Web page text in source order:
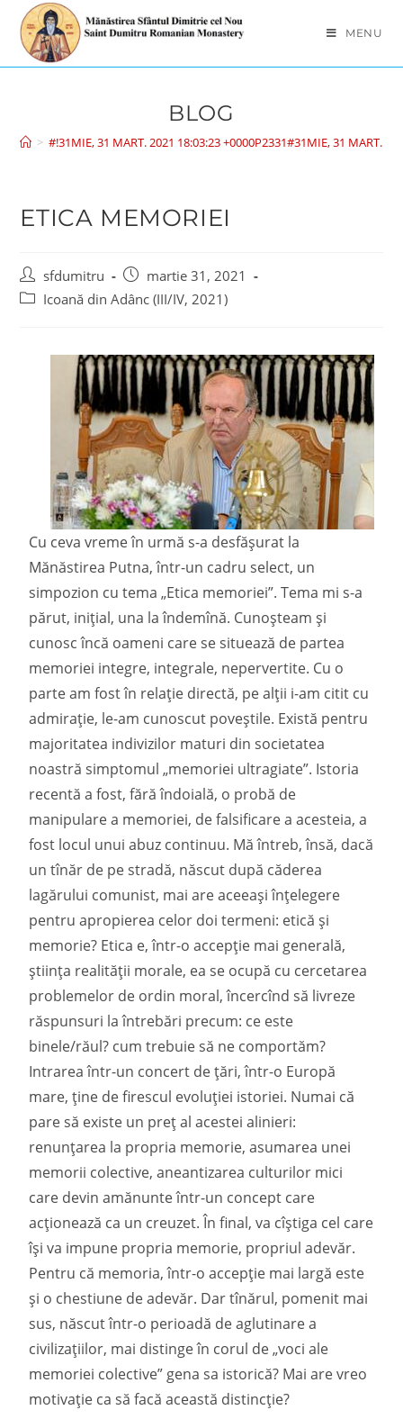
MENU
BLOG
> #!31MIE, 31 MART. 2021 18:03:23 +0000P2331#31MIE, 31 MART.
ETICA MEMORIEI
sfdumitru
martie 31, 2021
Icoană din Adânc (III/IV, 2021)
Cu ceva vreme în urmă s-a desfășurat la
Mănăstirea Putna, într-un cadru select, un
simpozion cu tema „Etica memoriei”. Tema mi s-a
părut, iniţial, una la îndemînă. Cunoșteam și
cunosc încă oameni care se situează de partea
memoriei integre, integrale, nepervertite. Cu o
parte am fost în relaţie directă, pe alţii i-am citit cu
admiraţie, le-am cunoscut poveștile. Există pentru
majoritatea indivizilor maturi din societatea
noastră simptomul „memoriei ultragiate”. Istoria
recentă a fost, fără îndoială, o probă de
manipulare a memoriei, de falsificare a acesteia, a
fost locul unui abuz continuu. Mă întreb, însă, dacă
un tînăr de pe stradă, născut după căderea
lagărului comunist, mai are aceeași înţelegere
pentru apropierea celor doi termeni: etică și
memorie? Etica e, într-o accepţie mai generală,
știinţa realităţii morale, ea se ocupă cu cercetarea
problemelor de ordin moral, încercînd să livreze
răspunsuri la întrebări precum: ce este
binele/răul? cum trebuie să ne comportăm?
Intrarea într-un concert de ţări, într-o Europă
mare, ţine de firescul evoluţiei istoriei. Numai că
pare să existe un preţ al acestei alinieri:
renunţarea la propria memorie, asumarea unei
memorii colective, aneantizarea culturilor mici
care devin amănunte într-un concept care
acţionează ca un creuzet. În final, va cîștiga cel care
își va impune propria memorie, propriul adevăr.
Pentru că memoria, într-o accepţie mai largă este
și o chestiune de adevăr. Dar tînărul, pomenit mai
sus, născut într-o perioadă de aglutinare a
civilizaţiilor, mai distinge în corul de „voci ale
memoriei colective” gena sa istorică? Mai are vreo
motivaţie ca să facă această distincţie?